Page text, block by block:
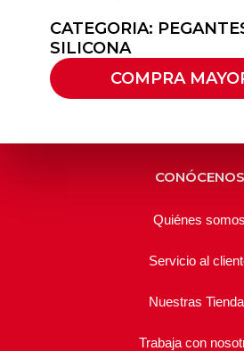
CATEGORIA:
SILICONA
COMPRA
CONÓCENOS
Quiénes somos
Servicio al
Nuestras
Trabaja con